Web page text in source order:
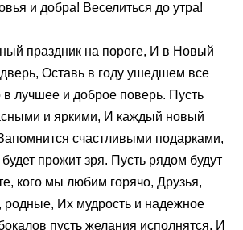
и добра! Веселиться до утра!
праздник на пороге, И в Новый
Оставь в году ушедшем все
в лучшее и доброе поверь. Пусть
и яркими, И каждый новый
счастливыми подарками,
прожит зря. Пусть рядом будут
кого мы любим горячо, Друзья,
родные, Их мудрость и надежное
пусть желания исполнятся, И